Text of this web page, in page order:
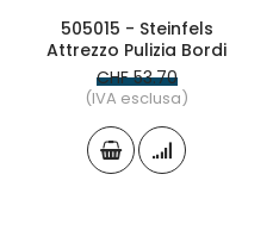
505015 - Steinfels
Attrezzo Pulizia Bordi
CHF 53.70
(IVA esclusa)